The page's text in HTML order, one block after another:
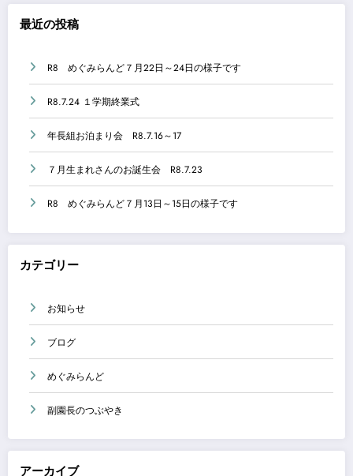
最近の投稿
R8 めぐみらんど７月22日～24日の様子です
R8.7.24 １学期終業式
年長組お泊まり会 R8.7.16～17
７月生まれさんのお誕生会 R8.7.23
R8 めぐみらんど７月13日～15日の様子です
カテゴリー
お知らせ
ブログ
めぐみらんど
副園長のつぶやき
アーカイブ